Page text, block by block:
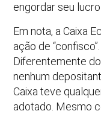
engordar seu
Em nota, a Caixa
ação de “confisco”.
Diferentemente do
nenhum
Caixa teve
adotado. Mesmo